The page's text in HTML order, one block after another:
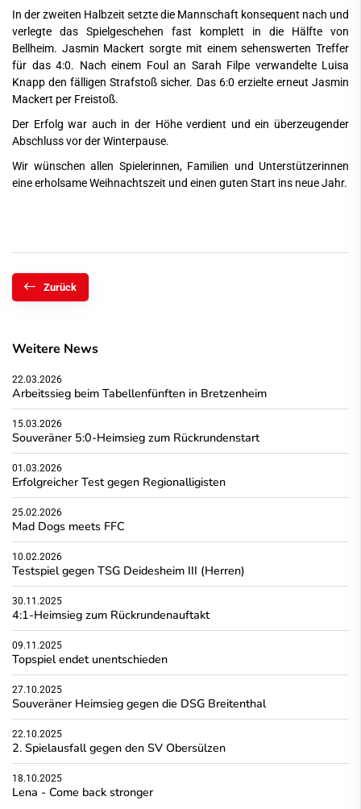
In der zweiten Halbzeit setzte die Mannschaft konsequent nach und
verlegte das Spielgeschehen fast komplett in die Hälfte von
Bellheim. Jasmin Mackert sorgte mit einem sehenswerten Treffer
für das 4:0. Nach einem Foul an Sarah Filpe verwandelte Luisa
Knapp den fälligen Strafstoß sicher. Das 6:0 erzielte erneut Jasmin
Mackert per Freistoß.
Der Erfolg war auch in der Höhe verdient und ein überzeugender
Abschluss vor der Winterpause.
Wir wünschen allen Spielerinnen, Familien und Unterstützerinnen
eine erholsame Weihnachtszeit und einen guten Start ins neue Jahr.
Zurück
Weitere News
22.03.2026
Arbeitssieg beim Tabellenfünften in Bretzenheim
15.03.2026
Souveräner 5:0-Heimsieg zum Rückrundenstart
01.03.2026
Erfolgreicher Test gegen Regionalligisten
25.02.2026
Mad Dogs meets FFC
10.02.2026
Testspiel gegen TSG Deidesheim III (Herren)
30.11.2025
4:1-Heimsieg zum Rückrundenauftakt
09.11.2025
Topspiel endet unentschieden
27.10.2025
Souveräner Heimsieg gegen die DSG Breitenthal
22.10.2025
2. Spielausfall gegen den SV Obersülzen
18.10.2025
Lena - Come back stronger